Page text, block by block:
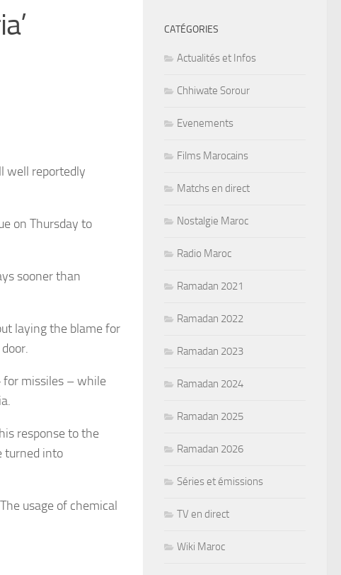
well reportedly
on Thursday to
sooner than
laying the blame for
for missiles – while
response to the
turned into
usage of ­chemical
CATÉGORIES
Actualités et Infos
Chhiwate Sorour
Evenements
Films Marocains
Matchs en direct
Nostalgie Maroc
Radio Maroc
Ramadan 2021
Ramadan 2022
Ramadan 2023
Ramadan 2024
Ramadan 2025
Ramadan 2026
Séries et émissions
TV en direct
Wiki Maroc